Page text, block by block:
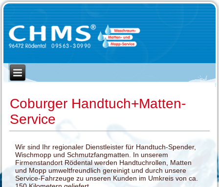
Coburger Handtuch+Matten-
Service
Wir sind Ihr regionaler Dienstleister für Handtuch-Spender,
Wischmopp und Schmutzfangmatten. In unserem
Firmenstandort Rödental werden Handtuchrollen, Matten
und Mopp umweltfreundlich gereinigt und durch unsere
Service-Fahrzeuge zu unseren Kunden im Umkreis von ca.